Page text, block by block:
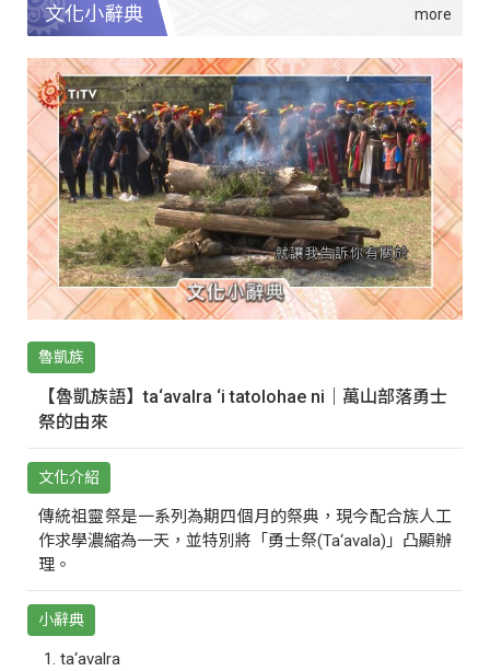
文化小辭典
魯凱族
【魯凱族語】ta‘avalra ‘i tatolohae ni｜萬山部落勇士
祭的由來
文化介紹
傳統祖靈祭是一系列為期四個月的祭典，現今配合族人工
作求學濃縮為一天，並特別將「勇士祭(Ta‘avala)」凸顯辦
理。
小辭典
ta‘avalra